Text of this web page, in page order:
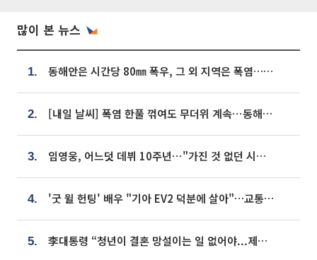
많이 본 뉴스
1. 동해안은 시간당 80㎜ 폭우, 그 외 지역은 폭염…‘극과 극 날씨’
2. [내일 날씨] 폭염 한풀 꺾여도 무더위 계속⋯동해안 이틀 연속 비
3. 임영웅, 어느덧 데뷔 10주년⋯"가진 것 없던 시절, 내 앞엔 20명의 팬뿐"
4. '굿 윌 헌팅' 배우 "기아 EV2 덕분에 살아"…교통사고 후 안전성 극찬
5. 李대통령 “청년이 결혼 망설이는 일 없어야...제도상 불이익 조사”